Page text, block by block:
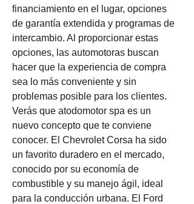
financiamiento en el lugar, opciones
de garantía extendida y programas de
intercambio. Al proporcionar estas
opciones, las automotoras buscan
hacer que la experiencia de compra
sea lo más conveniente y sin
problemas posible para los clientes.
Verás que atodomotor spa es un
nuevo concepto que te conviene
conocer. El Chevrolet Corsa ha sido
un favorito duradero en el mercado,
conocido por su economía de
combustible y su manejo ágil, ideal
para la conducción urbana. El Ford